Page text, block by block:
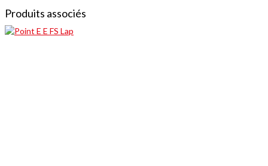
Produits associés